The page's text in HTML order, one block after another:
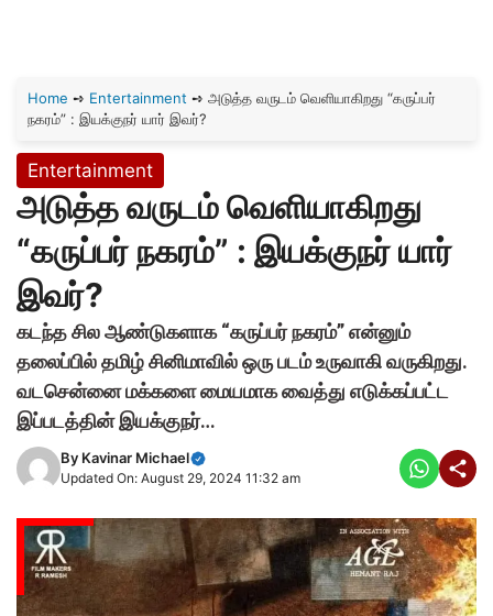
Home ➺ Entertainment ➺ அடுத்த வருடம் வெளியாகிறது “கருப்பர்
நகரம்” : இயக்குநர் யார் இவர்?
Entertainment
அடுத்த வருடம் வெளியாகிறது
“கருப்பர் நகரம்” : இயக்குநர் யார்
இவர்?
கடந்த சில ஆண்டுகளாக “கருப்பர் நகரம்” என்னும்
தலைப்பில் தமிழ் சினிமாவில் ஒரு படம் உருவாகி வருகிறது.
வடசென்னை மக்களை மையமாக வைத்து எடுக்கப்பட்ட
இப்படத்தின் இயக்குநர்…
By Kavinar Michael
Updated On: August 29, 2024 11:32 am